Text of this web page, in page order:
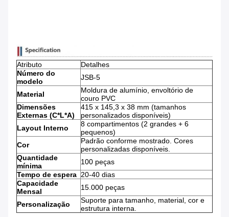
Atributo
Detalhes
Número do
modelo
JSB-5
Material
Moldura de alumínio, envoltório de
couro PVC
Dimensões
Externas (C*L*A)
415 x 145,3 x 38 mm (tamanhos
personalizados disponíveis)
Layout Interno
8 compartimentos (2 grandes + 6
pequenos)
Cor
Padrão conforme mostrado. Cores
personalizadas disponíveis.
Quantidade
mínima
100 peças
Tempo de espera 20-40 dias
Capacidade
Mensal
15.000 peças
Personalização
Suporte para tamanho, material, cor e
estrutura interna.